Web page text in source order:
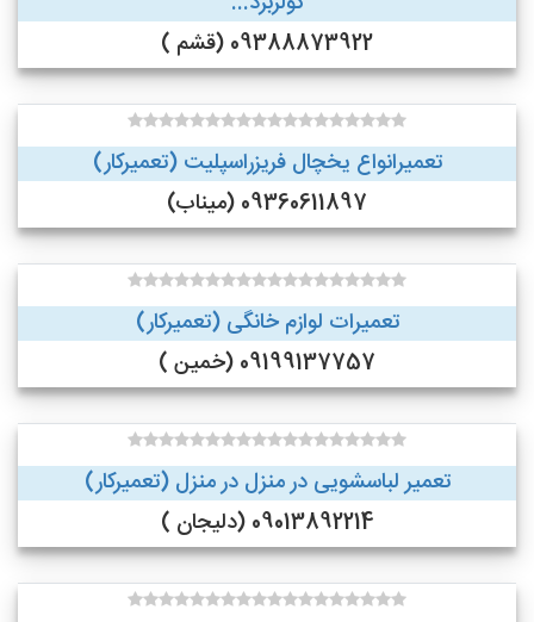
09388873922 (قشم )
تعمیرانواع یخچال فریزراسپلیت (تعمیرکار)
09360611897 (میناب)
تعمیرات لوازم خانگی (تعمیرکار)
09199137757 (خمین )
تعمیر لباسشویی در منزل در منزل (تعمیرکار)
09013892214 (دلیجان )